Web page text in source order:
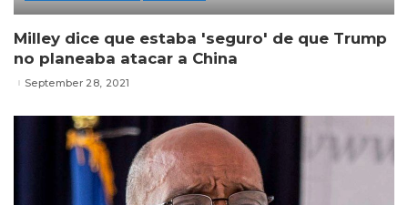
Milley dice que estaba 'seguro' de que Trump
no planeaba atacar a China
September 28, 2021